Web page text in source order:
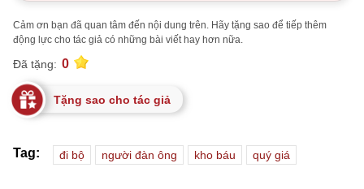
Cảm ơn bạn đã quan tâm đến nội dung trên. Hãy tặng sao để tiếp thêm
động lực cho tác giả có những bài viết hay hơn nữa.
Đã tặng: 0
Tặng sao cho tác giả
Tag: đi bộ người đàn ông kho báu quý giá